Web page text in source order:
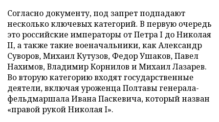
Согласно документу, под запрет подпадают
несколько ключевых категорий. В первую очередь
это российские императоры от Петра I до Николая
II, а также такие военачальники, как Александр
Суворов, Михаил Кутузов, Федор Ушаков, Павел
Нахимов, Владимир Корнилов и Михаил Лазарев.
Во вторую категорию входят государственные
деятели, включая уроженца Полтавы генерала-
фельдмаршала Ивана Паскевича, который назван
«правой рукой Николая I».